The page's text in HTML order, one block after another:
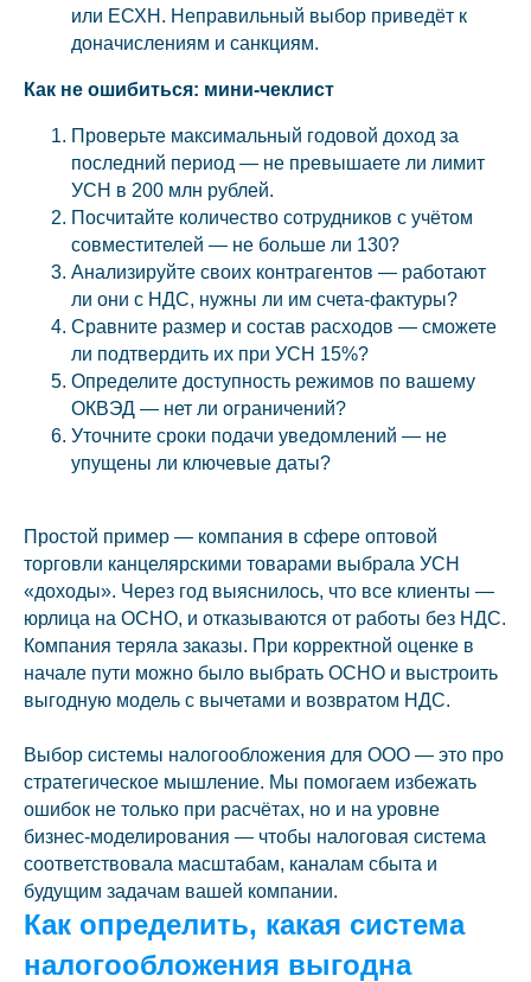
или ЕСХН. Неправильный выбор приведёт к
доначислениям и санкциям.
Как не ошибиться: мини‑чеклист
Проверьте максимальный годовой доход за
последний период — не превышаете ли лимит
УСН в 200 млн рублей.
Посчитайте количество сотрудников с учётом
совместителей — не больше ли 130?
Анализируйте своих контрагентов — работают
ли они с НДС, нужны ли им счета-фактуры?
Сравните размер и состав расходов — сможете
ли подтвердить их при УСН 15%?
Определите доступность режимов по вашему
ОКВЭД — нет ли ограничений?
Уточните сроки подачи уведомлений — не
упущены ли ключевые даты?
Простой пример — компания в сфере оптовой
торговли канцелярскими товарами выбрала УСН
«доходы». Через год выяснилось, что все клиенты —
юрлица на ОСНО, и отказываются от работы без НДС.
Компания теряла заказы. При корректной оценке в
начале пути можно было выбрать ОСНО и выстроить
выгодную модель с вычетами и возвратом НДС.
Выбор системы налогообложения для ООО — это про
стратегическое мышление. Мы помогаем избежать
ошибок не только при расчётах, но и на уровне
бизнес-моделирования — чтобы налоговая система
соответствовала масштабам, каналам сбыта и
будущим задачам вашей компании.
Как определить, какая система
налогообложения выгодна